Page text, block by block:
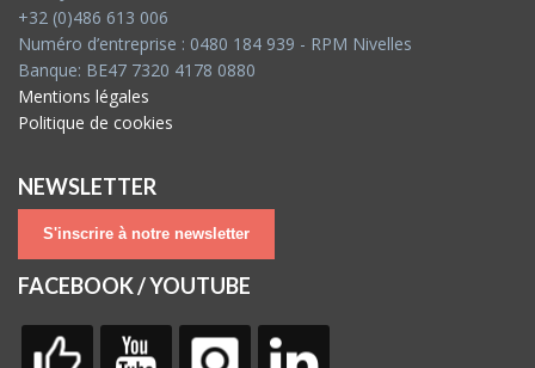
+32 (0)486 613 006
Numéro d’entreprise : 0480 184 939 - RPM Nivelles
Banque: BE47 7320 4178 0880
Mentions légales
Politique de cookies
NEWSLETTER
S'inscrire à notre newsletter
FACEBOOK / YOUTUBE